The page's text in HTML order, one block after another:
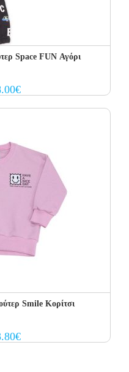
Space FUN Αγόρι
€Current
price
Smile Κορίτσι
€Current
price